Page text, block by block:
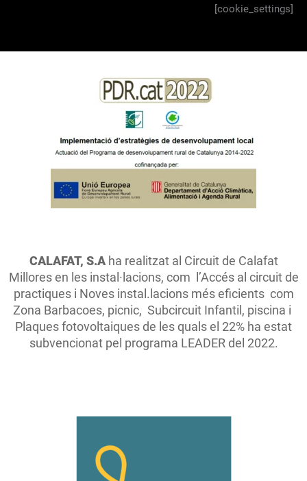
[cookie_settings]
CALAFAT, S.Aha realitzat al Circuit de Calafat
Millores en les instal·lacions, com l’Accés al circuit de
practiques i Noves instal.lacions més eficients com
Zona Barbacoes, picnic, Subcircuit Infantil, piscina i
Plaques fotovoltaiques de les quals el 22% ha estat
subvencionat pel programa LEADER del 2022.